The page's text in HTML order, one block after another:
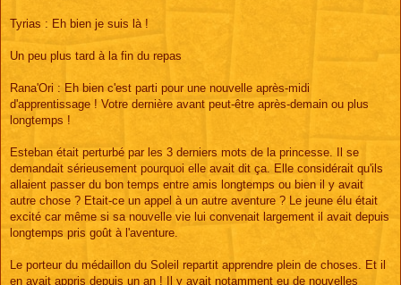
Tyrias : Eh bien je suis là !
Un peu plus tard à la fin du repas
Rana'Ori : Eh bien c'est parti pour une nouvelle après-midi
d'apprentissage ! Votre dernière avant peut-être après-demain ou plus
longtemps !
Esteban était perturbé par les 3 derniers mots de la princesse. Il se
demandait sérieusement pourquoi elle avait dit ça. Elle considérait qu'ils
allaient passer du bon temps entre amis longtemps ou bien il y avait
autre chose ? Etait-ce un appel à un autre aventure ? Le jeune élu était
excité car même si sa nouvelle vie lui convenait largement il avait depuis
longtemps pris goût à l'aventure.
Le porteur du médaillon du Soleil repartit apprendre plein de choses. Et il
en avait appris depuis un an ! Il y avait notamment eu de nouvelles